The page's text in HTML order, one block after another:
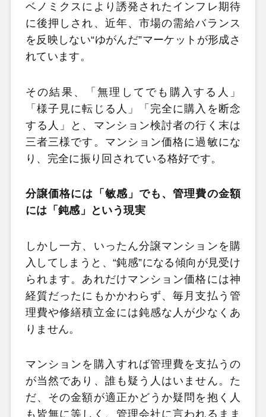
ベノミクスにより誘発されたインフレ期待
に後押しされ、近年、市場の需給バランス
を反映しない“ゆがんだ”マーケットが形成さ
れています。
その結果、「無理してでも購入する人」
「様子見に転じる人」「完全に購入を断念
する人」と、マンション検討者の行く末は
三者三様です。マンション価格に過敏にな
り、完全に振り回されている格好です。
分譲価格には「敏感」でも、管理費の金額
には「鈍感」という現実
しかし一方、いったん分譲マンションを購
入してしまうと、“鈍感”になる傾向が見受け
られます。あれだけマンション価格には神
経質だったにもかかわらず、毎月支払う管
理費や修繕積立金には鈍感な人が少なくあ
りません。
マンションを購入すれば管理費を支払うの
が当然であり、誰も疑う人はいません。た
だ、その金額が適正かどうか疑問を抱く人
も皆無に等しく、管理会社に言われるまま